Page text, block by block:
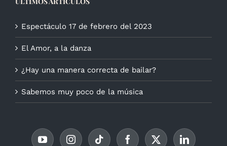
Espectáculo 17 de febrero del 2023
El Amor, a la danza
¿Hay una manera correcta de bailar?
Sabemos muy poco de la música